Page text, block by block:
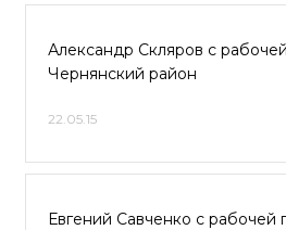
Александр Скляров с
Чернянский район
22.05.15
Евгений Савченко с рабочей